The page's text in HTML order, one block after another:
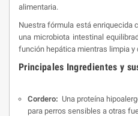
alimentaria.
Nuestra fórmula está enriquecida
una microbiota intestinal
función hepática mientras limpia y
Principales Ingredientes y
Cordero: Una proteína
para perros sensibles a otras